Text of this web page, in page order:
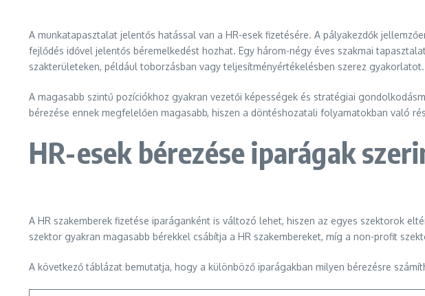
A munkatapasztalat jelentős hatással van a HR-esek fizetésére. A pályakezdők
fejlődés idővel jelentős béremelkedést hozhat. Egy három-négy éves szakmai
szakterületeken, például toborzásban vagy teljesítményértékelésben szerez gyakorlatot.
A magasabb szintű pozíciókhoz gyakran vezetői képességek és stratégiai
bérezése ennek megfelelően magasabb, hiszen a döntéshozatali folyamatokban való
HR-esek bérezése iparágak
A HR szakemberek fizetése iparáganként is változó lehet, hiszen az egyes szektorok
szektor gyakran magasabb bérekkel csábítja a HR szakembereket, míg a non-profit
A következő táblázat bemutatja, hogy a különböző iparágakban milyen bérezésre